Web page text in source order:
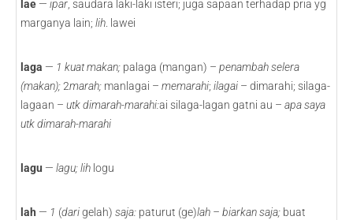
lae — ipar , saudara laki-laki isteri; juga sapaan terhadap pria yg
marganya lain; lih . lawei
laga — 1 kuat makan; palaga (mangan) – penambah selera
(makan);2marah; manlagai – memarahi; ilagai – dimarahi; silaga-
lagaan – utk dimarah-marahi:ai silaga-lagan gatni au – apa saya
utk dimarah-marahi
lagu — lagu; lih logu
lah — 1 (darigelah) saja: paturut (ge)lah – biarkan saja; buat